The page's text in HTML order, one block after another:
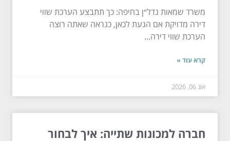
משרד שמאות נדל״ן בחיפה: כך תתבצע הערכת שווי
דירה מדויקת אם הגעת לכאן, כנראה שאתה רוצה
הערכת שווי דירה...
קרא עוד »
אוג 06, 2026
חברה למכונות שתייה: איך לבחור